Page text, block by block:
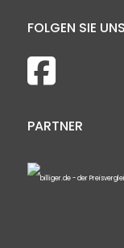
FOLGEN SIE UNS
PARTNER